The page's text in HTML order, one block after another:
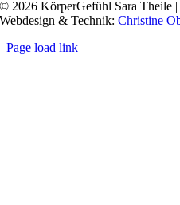
© 2026 KörperGefühl Sara Theile
Webdesign & Technik:Christine
Page load link